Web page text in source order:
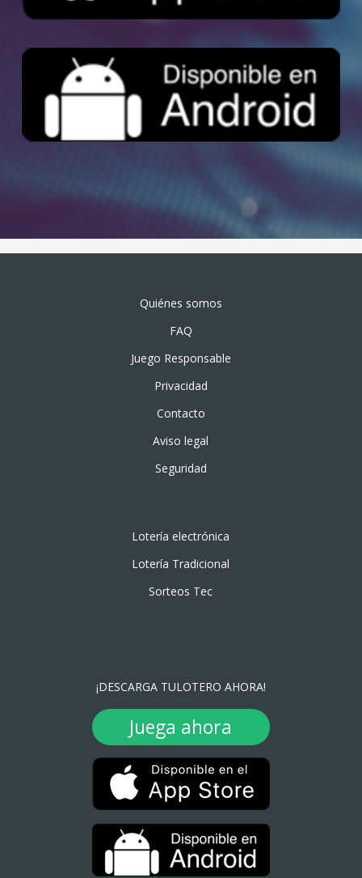
Quiénes somos
FAQ
Juego Responsable
Privacidad
Contacto
Aviso legal
Seguridad
Lotería electrónica
Lotería Tradicional
Sorteos Tec
¡DESCARGA TULOTERO AHORA!
Juega ahora